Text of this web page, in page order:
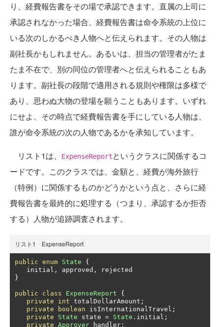
り、経費報告書をその場で承認できます。直属の上司に
承認されなかった場合、経費報告書は命令系統の上位に
いる次のしかるべき人物へと伝えられます。その人物は
副社長かもしれません。あるいは、担当の管理者がたま
たま不在で、別の同位の管理者へと伝えられることもあ
ります。副社長の段階で適用される規則や権限は多様で
あり、思わぬ大物の登場を願うこともあります。いずれ
にせよ、その時点で経費報告書を手にしている人物は、
誰が命令系統の次の人物であるかを承知しています。
リスト1は、 ExpenseReportというクラスに関係するコ
ードです。このクラスでは、金額と、経費が海外旅行
（特例）に関係するものかどうかという点と、さらに経
費報告書を最終的に処理する（つまり、承認するか拒否
する）人物が追跡調査されます。
リスト1 ExpenseReport
public enum State
{
   initial
, approved ,
}
public class ExpenseReport
{
private
int totalDollarAmount ;
private
boolean isInternationalTravel ;
private
State state = State . initial ;
private Approver handler ;